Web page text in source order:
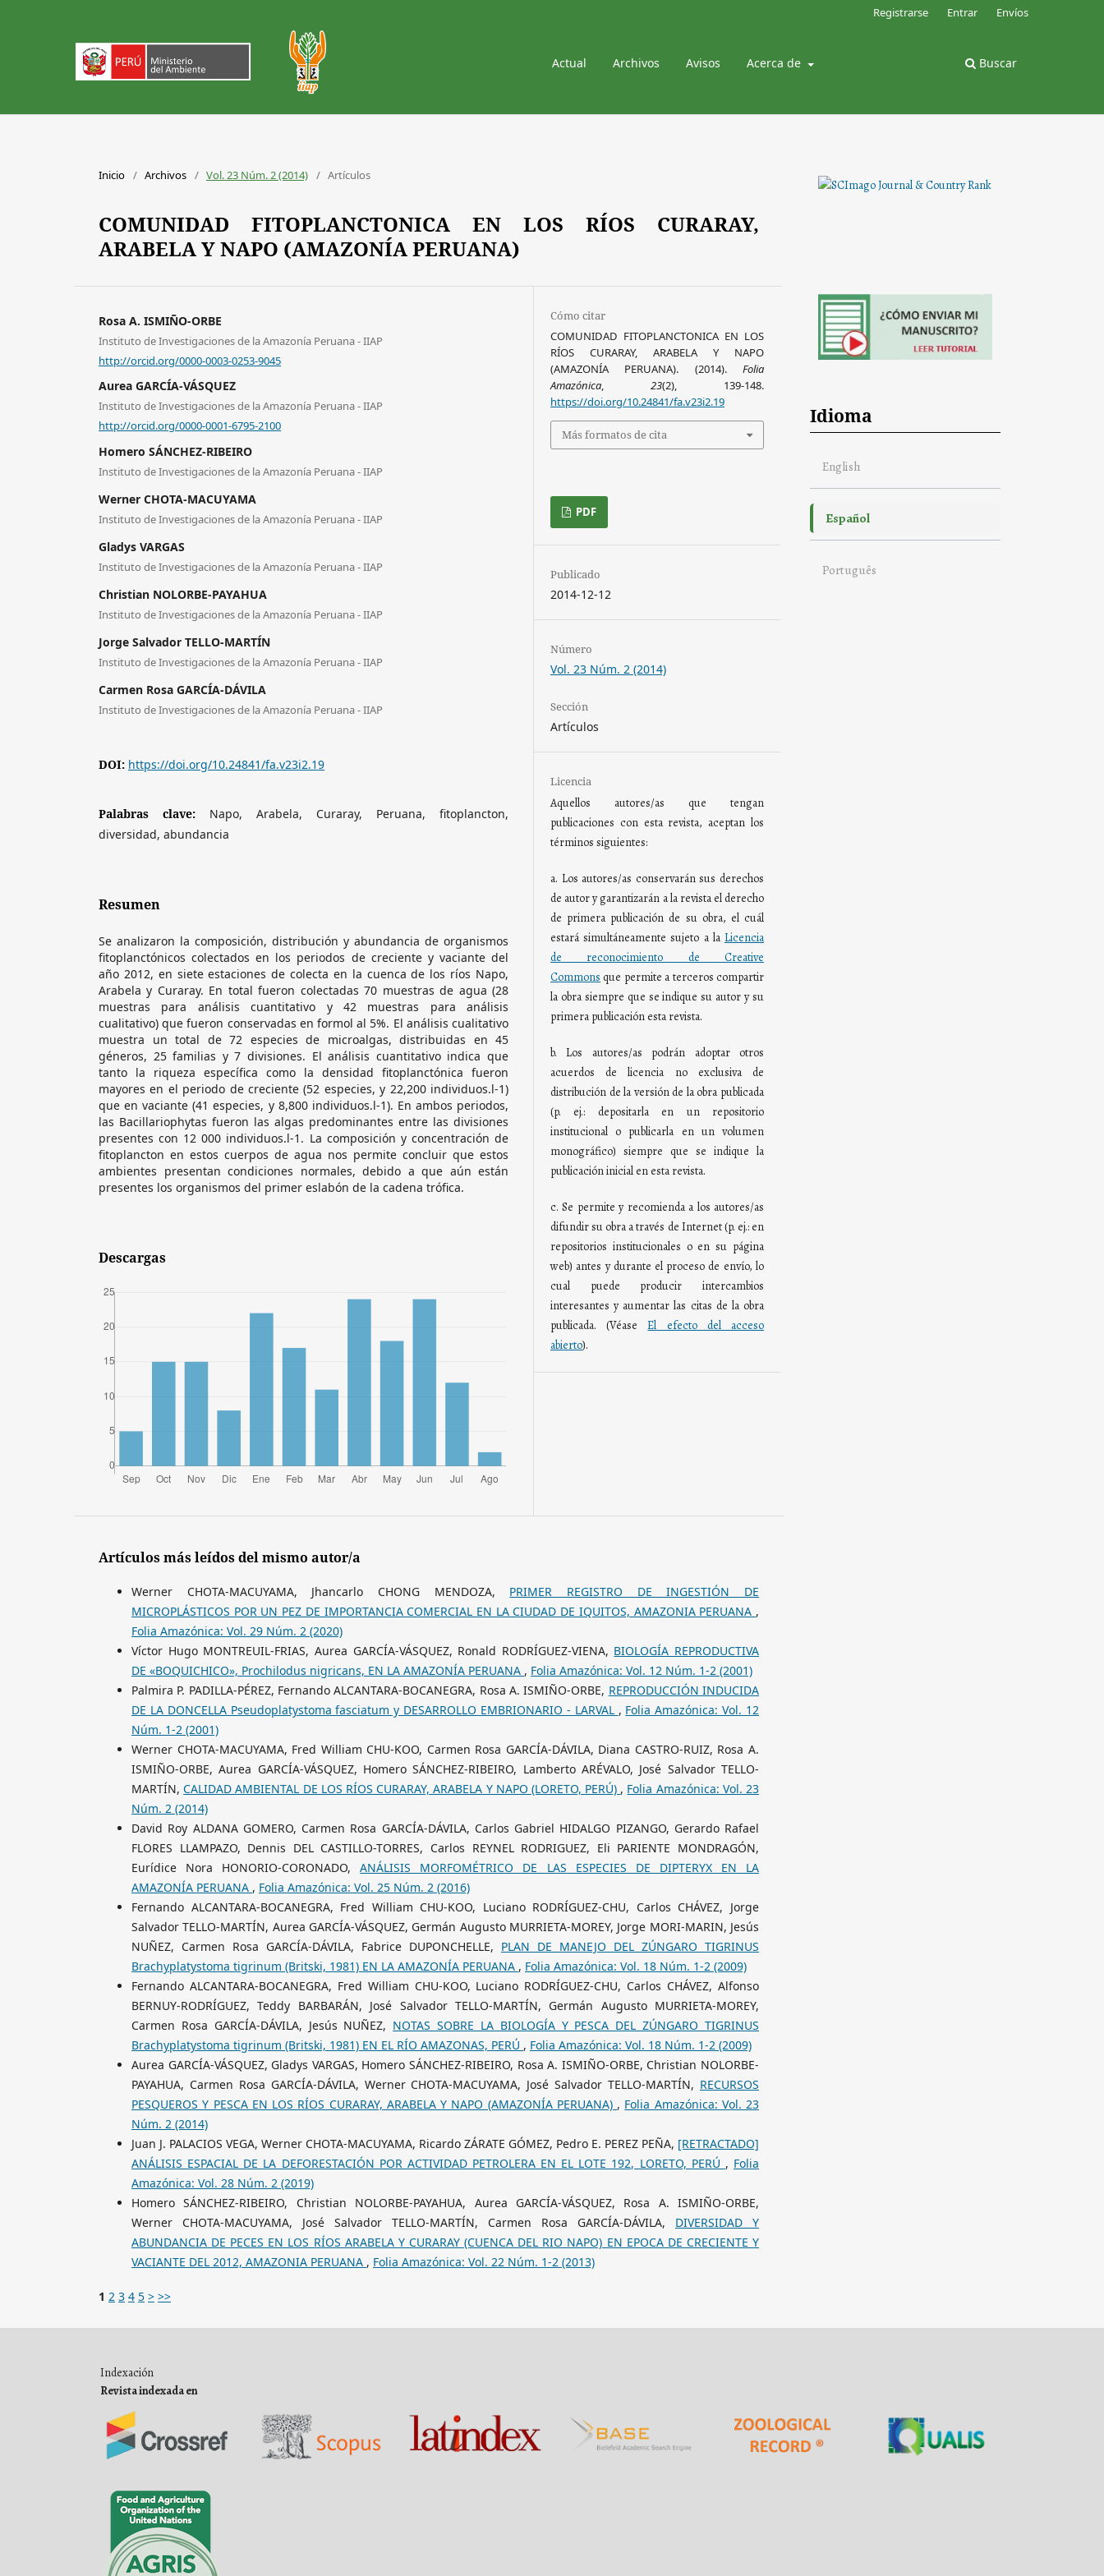
Actual Archivos Avisos Acerca de Buscar
Registrarse Entrar Envíos
Inicio / Archivos / Vol. 23 Núm. 2 (2014) / Artículos
COMUNIDAD FITOPLANCTONICA EN LOS RÍOS CURARAY,
ARABELA Y NAPO (AMAZONÍA PERUANA)
Rosa A. ISMIÑO-ORBE
Instituto de Investigaciones de la Amazonía Peruana - IIAP
http://orcid.org/0000-0003-0253-9045
Aurea GARCÍA-VÁSQUEZ
Instituto de Investigaciones de la Amazonía Peruana - IIAP
http://orcid.org/0000-0001-6795-2100
Homero SÁNCHEZ-RIBEIRO
Instituto de Investigaciones de la Amazonía Peruana - IIAP
Werner CHOTA-MACUYAMA
Instituto de Investigaciones de la Amazonía Peruana - IIAP
Gladys VARGAS
Instituto de Investigaciones de la Amazonía Peruana - IIAP
Christian NOLORBE-PAYAHUA
Instituto de Investigaciones de la Amazonía Peruana - IIAP
Jorge Salvador TELLO-MARTÍN
Instituto de Investigaciones de la Amazonía Peruana - IIAP
Carmen Rosa GARCÍA-DÁVILA
Instituto de Investigaciones de la Amazonía Peruana - IIAP
DOI: https://doi.org/10.24841/fa.v23i2.19
Palabras clave: Napo, Arabela, Curaray, Peruana, fitoplancton,
diversidad, abundancia
Resumen
Se analizaron la composición, distribución y abundancia de organismos
fitoplanctónicos colectados en los periodos de creciente y vaciante del
año 2012, en siete estaciones de colecta en la cuenca de los ríos Napo,
Arabela y Curaray. En total fueron colectadas 70 muestras de agua (28
muestras para análisis cuantitativo y 42 muestras para análisis
cualitativo) que fueron conservadas en formol al 5%. El análisis cualitativo
muestra un total de 72 especies de microalgas, distribuidas en 45
géneros, 25 familias y 7 divisiones. El análisis cuantitativo indica que
tanto la riqueza específica como la densidad fitoplanctónica fueron
mayores en el periodo de creciente (52 especies, y 22,200 individuos.l-1)
que en vaciante (41 especies, y 8,800 individuos.l-1). En ambos periodos,
las Bacillariophytas fueron las algas predominantes entre las divisiones
presentes con 12 000 individuos.l-1. La composición y concentración de
fitoplancton en estos cuerpos de agua nos permite concluir que estos
ambientes presentan condiciones normales, debido a que aún están
presentes los organismos del primer eslabón de la cadena trófica.
Descargas
PDF
Publicado
2014-12-12
Número
Vol. 23 Núm. 2 (2014)
Sección
Artículos
Licencia
Aquellos autores/as que tengan
publicaciones con esta revista, aceptan los
términos siguientes:
a. Los autores/as conservarán sus derechos
de autor y garantizarán a la revista el derecho
de primera publicación de su obra, el cuál
estará simultáneamente sujeto a la Licencia
de reconocimiento de Creative
Commons que permite a terceros compartir
la obra siempre que se indique su autor y su
primera publicación esta revista.
b. Los autores/as podrán adoptar otros
acuerdos de licencia no exclusiva de
distribución de la versión de la obra publicada
(p. ej.: depositarla en un repositorio
institucional o publicarla en un volumen
monográfico) siempre que se indique la
publicación inicial en esta revista.
c. Se permite y recomienda a los autores/as
difundir su obra a través de Internet (p. ej.: en
repositorios institucionales o en su página
web) antes y durante el proceso de envío, lo
cual puede producir intercambios
interesantes y aumentar las citas de la obra
publicada. (VéaseEl efecto del acceso
abierto).
Cómo citar
COMUNIDAD FITOPLANCTONICA EN LOS
RÍOS CURARAY, ARABELA Y NAPO
(AMAZONÍA PERUANA). (2014). Folia
Amazónica, 23(2), 139-148.
https://doi.org/10.24841/fa.v23i2.19
Más formatos de cita
Artículos más leídos del mismo autor/a
Werner CHOTA-MACUYAMA, Jhancarlo CHONG MENDOZA, PRIMER REGISTRO DE INGESTIÓN DE
MICROPLÁSTICOS POR UN PEZ DE IMPORTANCIA COMERCIAL EN LA CIUDAD DE IQUITOS, AMAZONIA PERUANA ,
Folia Amazónica: Vol. 29 Núm. 2 (2020)
Víctor Hugo MONTREUIL-FRIAS, Aurea GARCÍA-VÁSQUEZ, Ronald RODRÍGUEZ-VIENA, BIOLOGÍA REPRODUCTIVA
DE «BOQUICHICO», Prochilodus nigricans, EN LA AMAZONÍA PERUANA , Folia Amazónica: Vol. 12 Núm. 1-2 (2001)
Palmira P. PADILLA-PÉREZ, Fernando ALCANTARA-BOCANEGRA, Rosa A. ISMIÑO-ORBE, REPRODUCCIÓN INDUCIDA
DE LA DONCELLA Pseudoplatystoma fasciatum y DESARROLLO EMBRIONARIO - LARVAL , Folia Amazónica: Vol. 12
Núm. 1-2 (2001)
Werner CHOTA-MACUYAMA, Fred William CHU-KOO, Carmen Rosa GARCÍA-DÁVILA, Diana CASTRO-RUIZ, Rosa A.
ISMIÑO-ORBE, Aurea GARCÍA-VÁSQUEZ, Homero SÁNCHEZ-RIBEIRO, Lamberto ARÉVALO, José Salvador TELLO-
MARTÍN,CALIDAD AMBIENTAL DE LOS RÍOS CURARAY, ARABELA Y NAPO (LORETO, PERÚ) , Folia Amazónica: Vol. 23
Núm. 2 (2014)
David Roy ALDANA GOMERO, Carmen Rosa GARCÍA-DÁVILA, Carlos Gabriel HIDALGO PIZANGO, Gerardo Rafael
FLORES LLAMPAZO, Dennis DEL CASTILLO-TORRES, Carlos REYNEL RODRIGUEZ, Eli PARIENTE MONDRAGÓN,
Eurídice Nora HONORIO-CORONADO,ANÁLISIS MORFOMÉTRICO DE LAS ESPECIES DE DIPTERYX EN LA
AMAZONÍA PERUANA , Folia Amazónica: Vol. 25 Núm. 2 (2016)
Fernando ALCANTARA-BOCANEGRA, Fred William CHU-KOO, Luciano RODRÍGUEZ-CHU, Carlos CHÁVEZ, Jorge
Salvador TELLO-MARTÍN, Aurea GARCÍA-VÁSQUEZ, Germán Augusto MURRIETA-MOREY, Jorge MORI-MARIN, Jesús
NUÑEZ, Carmen Rosa GARCÍA-DÁVILA, Fabrice DUPONCHELLE, PLAN DE MANEJO DEL ZÚNGARO TIGRINUS
Brachyplatystoma tigrinum (Britski, 1981) EN LA AMAZONÍA PERUANA , Folia Amazónica: Vol. 18 Núm. 1-2 (2009)
Fernando ALCANTARA-BOCANEGRA, Fred William CHU-KOO, Luciano RODRÍGUEZ-CHU, Carlos CHÁVEZ, Alfonso
BERNUY-RODRÍGUEZ, Teddy BARBARÁN, José Salvador TELLO-MARTÍN, Germán Augusto MURRIETA-MOREY,
Carmen Rosa GARCÍA-DÁVILA, Jesús NUÑEZ, NOTAS SOBRE LA BIOLOGÍA Y PESCA DEL ZÚNGARO TIGRINUS
Brachyplatystoma tigrinum (Britski, 1981) EN EL RÍO AMAZONAS, PERÚ , Folia Amazónica: Vol. 18 Núm. 1-2 (2009)
Aurea GARCÍA-VÁSQUEZ, Gladys VARGAS, Homero SÁNCHEZ-RIBEIRO, Rosa A. ISMIÑO-ORBE, Christian NOLORBE-
PAYAHUA, Carmen Rosa GARCÍA-DÁVILA, Werner CHOTA-MACUYAMA, José Salvador TELLO-MARTÍN, RECURSOS
PESQUEROS Y PESCA EN LOS RÍOS CURARAY, ARABELA Y NAPO (AMAZONÍA PERUANA) , Folia Amazónica: Vol. 23
Núm. 2 (2014)
Juan J. PALACIOS VEGA, Werner CHOTA-MACUYAMA, Ricardo ZÁRATE GÓMEZ, Pedro E. PEREZ PEÑA, [RETRACTADO]
ANÁLISIS ESPACIAL DE LA DEFORESTACIÓN POR ACTIVIDAD PETROLERA EN EL LOTE 192, LORETO, PERÚ , Folia
Amazónica: Vol. 28 Núm. 2 (2019)
Homero SÁNCHEZ-RIBEIRO, Christian NOLORBE-PAYAHUA, Aurea GARCÍA-VÁSQUEZ, Rosa A. ISMIÑO-ORBE,
Werner CHOTA-MACUYAMA, José Salvador TELLO-MARTÍN, Carmen Rosa GARCÍA-DÁVILA, DIVERSIDAD Y
ABUNDANCIA DE PECES EN LOS RÍOS ARABELA Y CURARAY (CUENCA DEL RIO NAPO) EN EPOCA DE CRECIENTE Y
VACIANTE DEL 2012, AMAZONIA PERUANA , Folia Amazónica: Vol. 22 Núm. 1-2 (2013)
1 2 3 4 5 > >>
Idioma
English
Español
Português
Indexación
Revista indexada en